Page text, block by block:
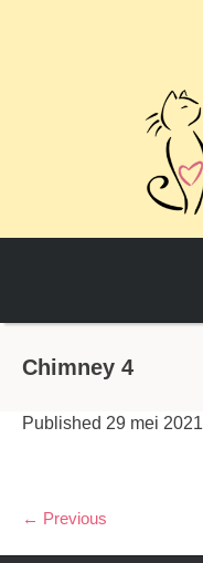
Chimney 4
Published 29 mei 2021
← Previous